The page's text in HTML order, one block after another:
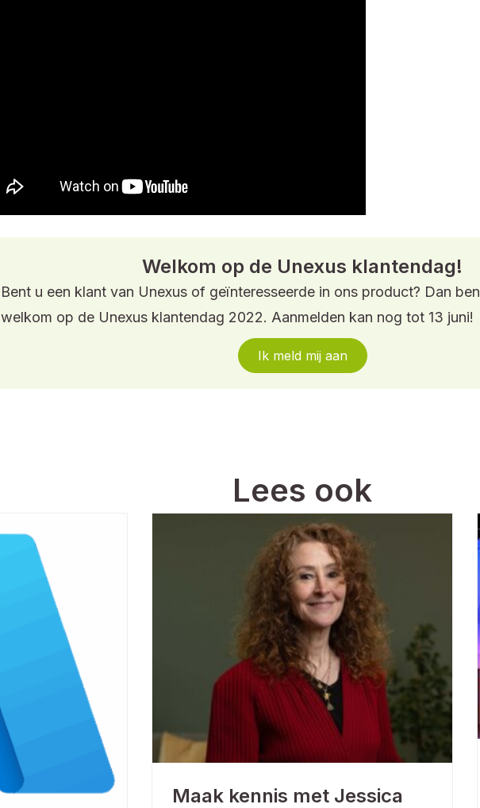
Welkom op de Unexus klantendag!
Bent u een klant van Unexus of geïnteresseerde in ons product? Dan
welkom op de Unexus klantendag 2022. Aanmelden kan nog tot 13 juni!
Ik meld mij aan
Lees ook
Maak kennis met Jessica